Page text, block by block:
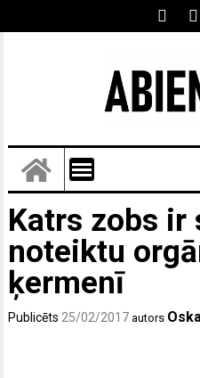
Katrs zobs ir
noteiktu
ķermenī
Publicēts 25/02/2017 autors